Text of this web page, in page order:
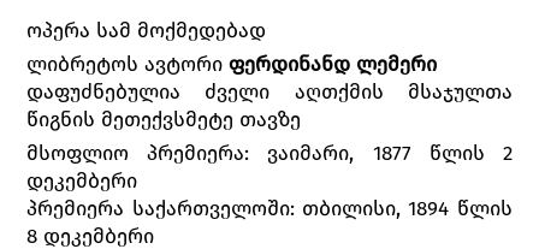
ოპერა სამ მოქმედებად
ლიბრეტოს ავტორიფერდინანდ ლემერი
დაფუძნებულია ძველი აღთქმის მსაჯულთა
წიგნის მეთექვსმეტე თავზე
მსოფლიო პრემიერა: ვაიმარი, 1877 წლის 2
დეკემბერი
პრემიერა საქართველოში: თბილისი, 1894 წლის
8 დეკემბერი